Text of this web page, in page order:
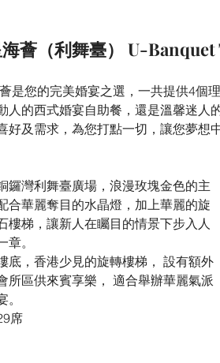
海薈（利舞臺） U-
是您的完美婚宴之選，一共提供4個
人的西式婚宴自助餐，還是溫馨迷人
好及需求，為您打點一切，讓您夢想
鑼灣利舞臺廣場，浪漫玫塊金色的主
合華麗奪目的水晶燈，加上華麗的旋
樓梯，讓新人在矚目的情景下步入人
章。
底，香港少見的旋轉樓梯， 設有額外
所區供來賓享樂， 適合舉辦華麗氣派
。
席